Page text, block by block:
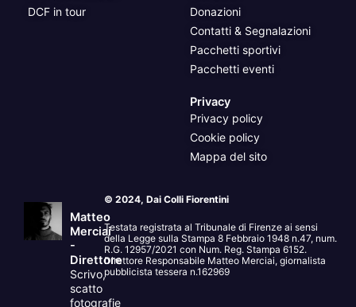
DCF in tour
Donazioni
Contatti & Segnalazioni
Pacchetti sportivi
Pacchetti eventi
Privacy
Privacy policy
Cookie policy
Mappa del sito
Matteo
Merciai
-
Direttore
Scrivo,
scatto
fotografie
© 2024, Dai Colli Fiorentini
Testata registrata al Tribunale di Firenze ai sensi
della Legge sulla Stampa 8 Febbraio 1948 n.47, num.
R.G. 12957/2021 con Num. Reg. Stampa 6152.
Direttore Responsabile Matteo Merciai, giornalista
pubblicista tessera n.162969